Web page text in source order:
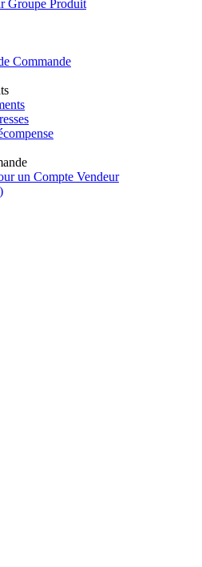
Groupe Produit
Commande
un Compte Vendeur
)